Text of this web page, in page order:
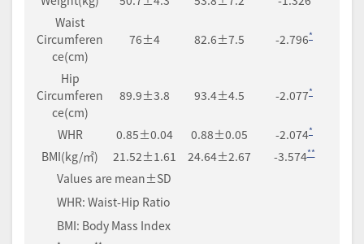
Waist
Circumferen
ce(cm)
76±4 82.6±7.5 -2.796*
Hip
Circumferen
ce(cm)
89.9±3.8 93.4±4.5 -2.077*
WHR 0.85±0.04 0.88±0.05 -2.074*
BMI(kg/㎡) 21.52±1.61 24.64±2.67 -3.574**
Values are mean±SD
WHR: Waist-Hip Ratio
BMI: Body Mass Index